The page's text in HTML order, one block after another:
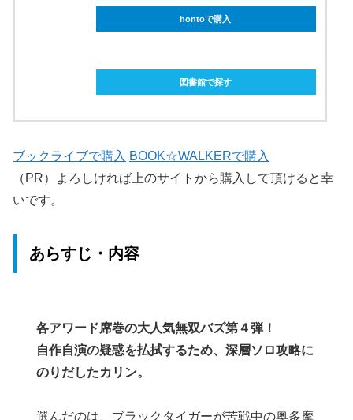
hontoで購入
図書館で探す
ブックライブで購入 BOOK☆WALKERで購入
（PR）よろしければ上のサイトから購入して頂けると幸
いです。
あらすじ・内容
各アワード席巻の大人気無双バズ第４弾！
自作自演の疑惑を払拭するため、深層ソロ攻略に
のりだしたカリン。
選んだのは、ブラックタイガーが苦戦中の奥多摩